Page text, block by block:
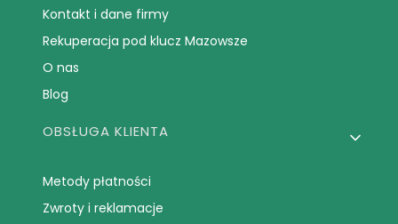
Kontakt i dane firmy
Rekuperacja pod klucz Mazowsze
O nas
Blog
OBSŁUGA KLIENTA
Metody płatności
Zwroty i reklamacje